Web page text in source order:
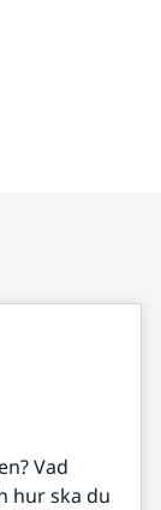
Vad
hur ska du